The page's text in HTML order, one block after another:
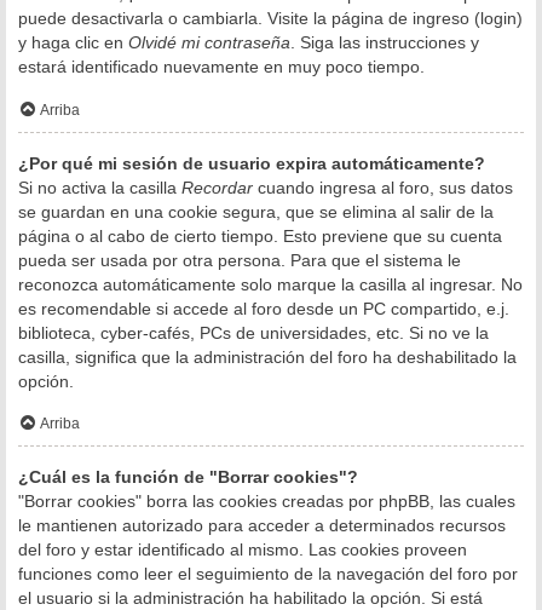
puede desactivarla o cambiarla. Visite la página de ingreso (login)
y haga clic en Olvidé mi contraseña. Siga las instrucciones y
estará identificado nuevamente en muy poco tiempo.
Arriba
¿Por qué mi sesión de usuario expira automáticamente?
Si no activa la casilla Recordar cuando ingresa al foro, sus datos
se guardan en una cookie segura, que se elimina al salir de la
página o al cabo de cierto tiempo. Esto previene que su cuenta
pueda ser usada por otra persona. Para que el sistema le
reconozca automáticamente solo marque la casilla al ingresar. No
es recomendable si accede al foro desde un PC compartido, e.j.
biblioteca, cyber-cafés, PCs de universidades, etc. Si no ve la
casilla, significa que la administración del foro ha deshabilitado la
opción.
Arriba
¿Cuál es la función de "Borrar cookies"?
"Borrar cookies" borra las cookies creadas por phpBB, las cuales
le mantienen autorizado para acceder a determinados recursos
del foro y estar identificado al mismo. Las cookies proveen
funciones como leer el seguimiento de la navegación del foro por
el usuario si la administración ha habilitado la opción. Si está